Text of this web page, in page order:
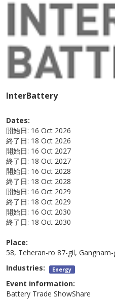
InterBattery
Dates:
開始日: 16 Oct 2026
終了日: 18 Oct 2026
開始日: 16 Oct 2027
終了日: 18 Oct 2027
開始日: 16 Oct 2028
終了日: 18 Oct 2028
開始日: 16 Oct 2029
終了日: 18 Oct 2029
開始日: 16 Oct 2030
終了日: 18 Oct 2030
Place:
58, Teheran-ro 87-gil, Gangnam-
Industries: Energy
Event information:
Battery Trade ShowShare